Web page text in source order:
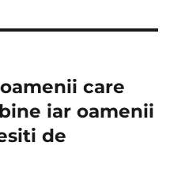
care
iar oamenii
de